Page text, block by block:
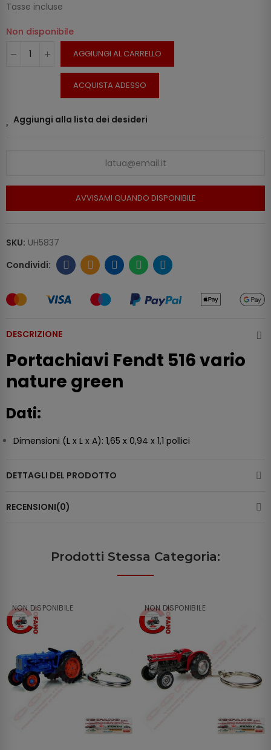
Tasse incluse
Non disponibile
AGGIUNGI AL CARRELLO
ACQUISTA ADESSO
Aggiungi alla lista dei desideri
AVVISAMI QUANDO DISPONIBILE
SKU: UH5837
DESCRIZIONE
Portachiavi Fendt 516 vario
nature green
Dati:
Dimensioni (L x L x A): 1,65 x 0,94 x 1,1 pollici
DETTAGLI DEL PRODOTTO
RECENSIONI(0)
Prodotti Stessa Categoria:
NON DISPONIBILE NON DISPONIBILE